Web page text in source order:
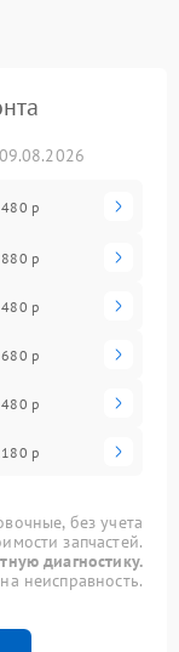
480 р
880 р
480 р
680 р
480 р
р
без учета
запчастей.
диагностику.
неисправность.